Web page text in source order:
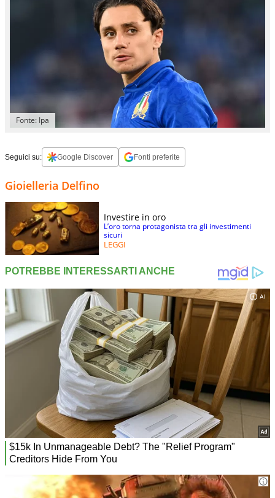
Fonte: Ipa
Seguici su: Google Discover Fonti preferite
Gioielleria Delfino
Investire in oro
L’oro torna protagonista tra gli investimenti
sicuri
LEGGI